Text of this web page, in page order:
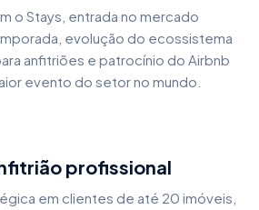
o Stays, entrada no mercado
evolução do ecossistema
anfitriões e patrocínio do Airbnb
evento do setor no mundo.
profissional
em clientes de até 20 imóveis,